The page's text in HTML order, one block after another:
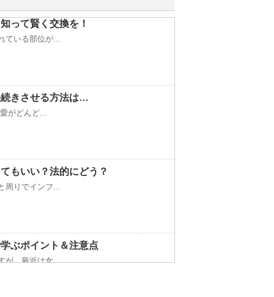
って賢く交換を！
ている部位が...
きさせる方法は…
がどんど...
もいい？法的にどう？
周りでインフ...
ぶポイント＆注意点
が、最近は女...